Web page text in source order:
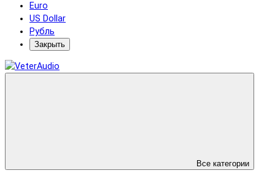
Euro
US Dollar
Рубль
Закрыть
Все категории